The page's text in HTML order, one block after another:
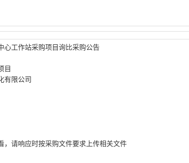
心工作站采购项目询比采购公告
目
有限公司
，请响应时按采购文件要求上传相关文件